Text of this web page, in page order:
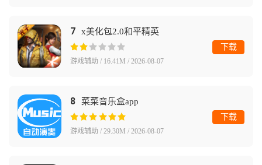
7 x美化包2.0和平精英
游戏辅助 / 16.41M / 2026-08-07
下载
8 菜菜音乐盒app
游戏辅助 / 29.30M / 2026-08-07
下载